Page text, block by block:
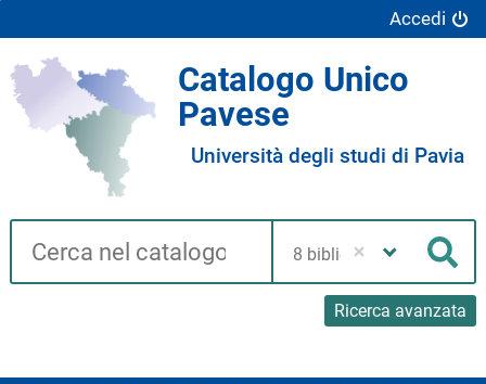
Accedi
Catalogo Unico
Pavese
Università degli studi di Pavia
Cerca su "Catalogo"
Ricerca avanzata
biblioteca